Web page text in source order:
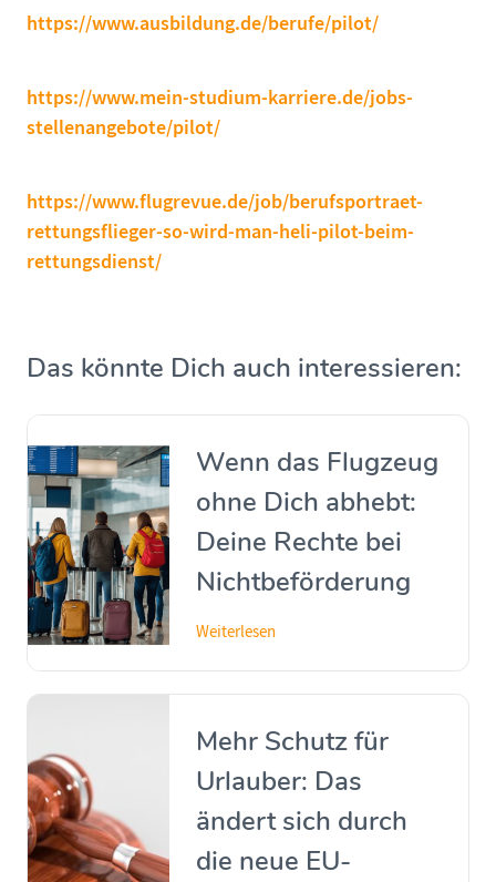
https://www.ausbildung.de/berufe/pilot/
https://www.mein-studium-karriere.de/jobs-
stellenangebote/pilot/
https://www.flugrevue.de/job/berufsportraet-
rettungsflieger-so-wird-man-heli-pilot-beim-
rettungsdienst/
Das könnte Dich auch interessieren:
Wenn das Flugzeug
ohne Dich abhebt:
Deine Rechte bei
Nichtbeförderung
Weiterlesen
Mehr Schutz für
Urlauber: Das
ändert sich durch
die neue EU-